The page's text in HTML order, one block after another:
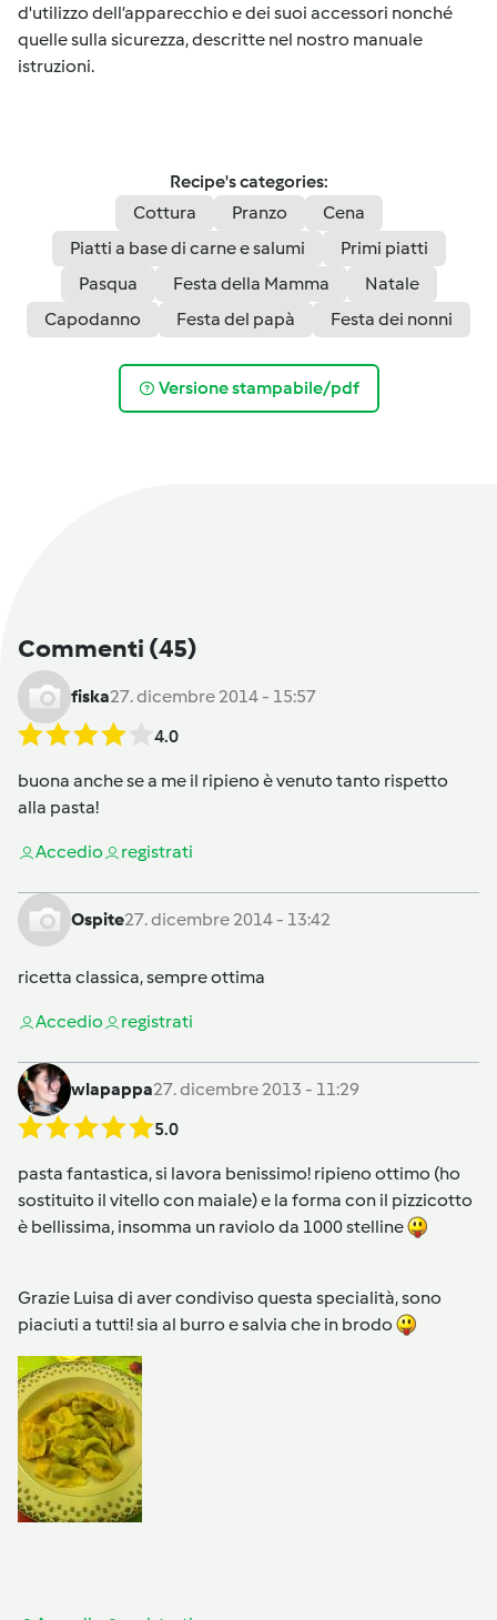
d'utilizzo dell’apparecchio e dei suoi accessori nonché
quelle sulla sicurezza, descritte nel nostro manuale
istruzioni.
Recipe's categories:
Cottura
Pranzo
Cena
Piatti a base di carne e salumi
Primi piatti
Pasqua
Festa della Mamma
Natale
Capodanno
Festa del papà Festa dei nonni
Versione stampabile/pdf
Commenti (45)
fiska27. dicembre 2014 - 15:57
4.0
buona anche se a me il ripieno è venuto tanto rispetto
alla pasta!
Accedio registrati
Ospite27. dicembre 2014 - 13:42
ricetta classica, sempre ottima
Accedio registrati
wlapappa27. dicembre 2013 - 11:29
5.0
pasta fantastica, si lavora benissimo! ripieno ottimo (ho
sostituito il vitello con maiale) e la forma con il pizzicotto
è bellissima, insomma un raviolo da 1000 stelline
Grazie Luisa di aver condiviso questa specialità, sono
piaciuti a tutti! sia al burro e salvia che in brodo